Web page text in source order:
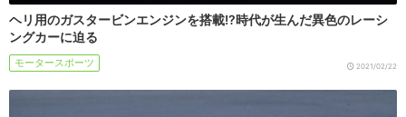
ヘリ用のガスタービンエンジンを搭載!?時代が生んだ異色のレーシ
ングカーに迫る
モータースポーツ 2021/02/22